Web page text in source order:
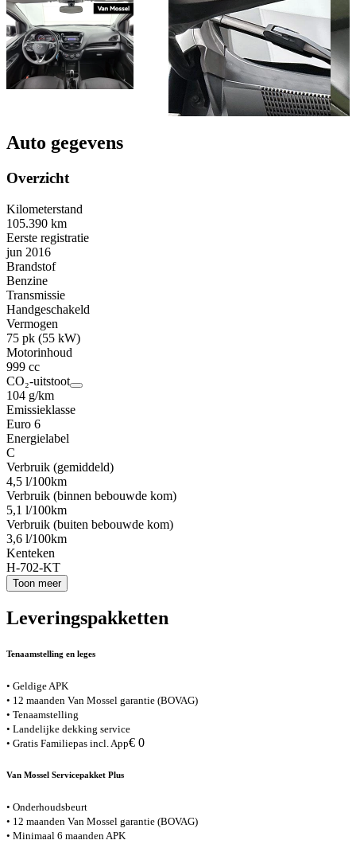
Auto gegevens
Overzicht
Kilometerstand
105.390 km
Eerste registratie
jun 2016
Brandstof
Benzine
Transmissie
Handgeschakeld
Vermogen
75 pk (55 kW)
Motorinhoud
999 cc
CO₂-uitstoot
104 g/km
Emissieklasse
Euro 6
Energielabel
C
Verbruik (gemiddeld)
4,5 l/100km
Verbruik (binnen bebouwde kom)
5,1 l/100km
Verbruik (buiten bebouwde kom)
3,6 l/100km
Kenteken
H-702-KT
Toon meer
Leveringspakketten
Tenaamstelling en leges
• Geldige APK
• 12 maanden Van Mossel garantie (BOVAG)
• Tenaamstelling
• Landelijke dekking service
• Gratis Familiepas incl. App€ 0
Van Mossel Servicepakket Plus
• Onderhoudsbeurt
• 12 maanden Van Mossel garantie (BOVAG)
• Minimaal 6 maanden APK